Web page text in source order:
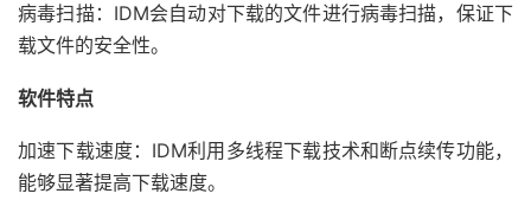
病毒扫描：IDM会自动对下载的文件进行病毒扫描，保证下
载文件的安全性。
软件特点
加速下载速度：IDM利用多线程下载技术和断点续传功能，
能够显著提高下载速度。